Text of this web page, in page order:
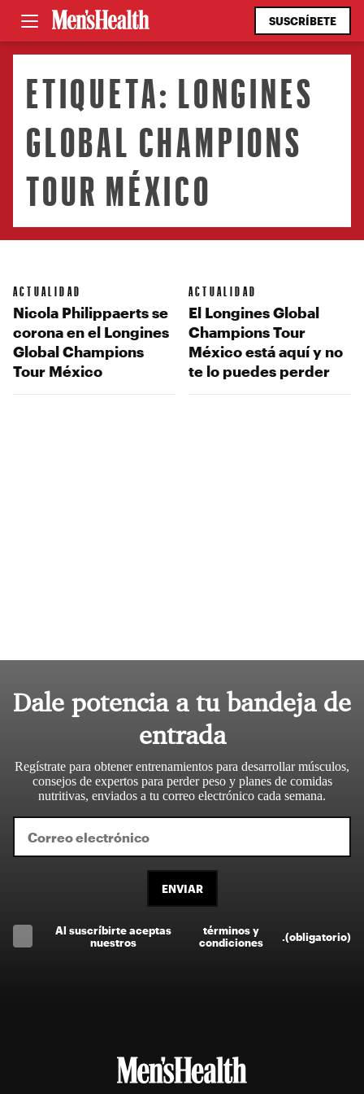
SUSCRÍBETE
ETIQUETA: LONGINES
GLOBAL CHAMPIONS
TOUR MÉXICO
ACTUALIDAD
Nicola Philippaerts se
corona en el Longines
Global Champions
Tour México
ACTUALIDAD
El Longines Global
Champions Tour
México está aquí y no
te lo puedes perder
Dale potencia a tu bandeja de
entrada
Regístrate para obtener entrenamientos para desarrollar músculos,
consejos de expertos para perder peso y planes de comidas
nutritivas, enviados a tu correo electrónico cada semana.
ENVIAR
Al suscríbirte aceptas
nuestros
términos y
condiciones
(obligatorio)